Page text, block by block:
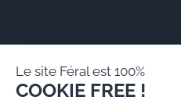
Le site Féral est 100%
COOKIE FREE !